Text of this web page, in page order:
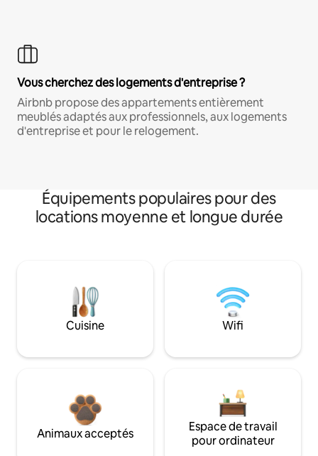
Vous cherchez des logements d'entreprise ?
Airbnb propose des appartements entièrement
meublés adaptés aux professionnels, aux logements
d'entreprise et pour le relogement.
Équipements populaires pour des
locations moyenne et longue durée
Cuisine Wifi
Animaux acceptés
Espace de travail
pour ordinateur